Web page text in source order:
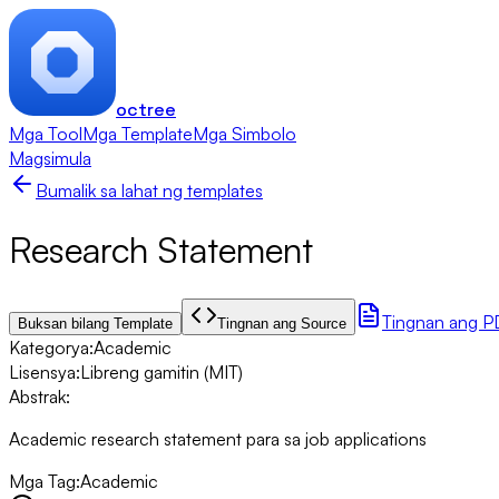
octree
Mga ToolMga TemplateMga Simbolo
Magsimula
Bumalik sa lahat ng templates
Research Statement
Buksan bilang Template Tingnan ang Source
Tingnan ang
Kategorya:Academic
Lisensya:Libreng gamitin (MIT)
Abstrak:
Academic research statement para sa job applications
Mga Tag:Academic